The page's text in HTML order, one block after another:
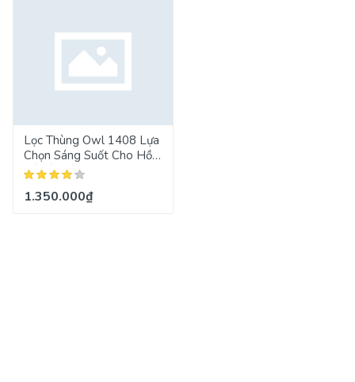
Lọc Thùng Owl 1408 Lựa
Chọn Sáng Suốt Cho Hồ
Cá Và Hồ Thủy Sinh
1.350.000₫